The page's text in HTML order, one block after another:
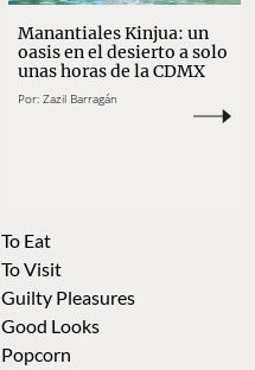
Manantiales Kinjua: un
oasis en el desierto a solo
unas horas de la CDMX
Por: Zazil Barragán
To Eat
To Visit
Guilty Pleasures
Good Looks
Popcorn